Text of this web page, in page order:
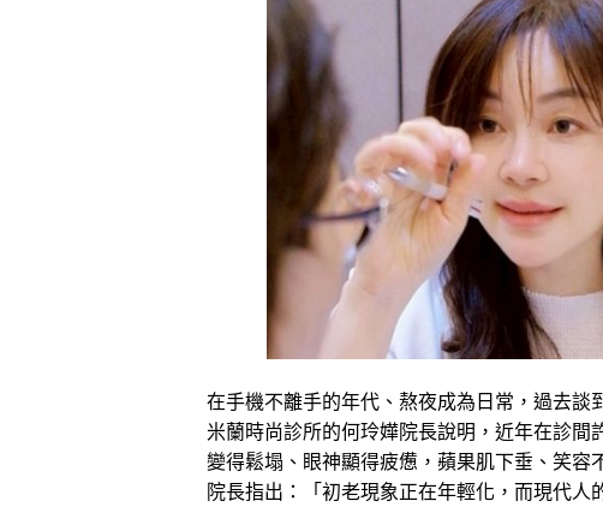
在手機不離手的年代、熬夜成為日常，過去談
米蘭時尚診所的何玲嬅院長說明，近年在診
變得鬆塌、眼神顯得疲憊，蘋果肌下垂、笑
院長指出：「初老現象正在年輕化，而現代人